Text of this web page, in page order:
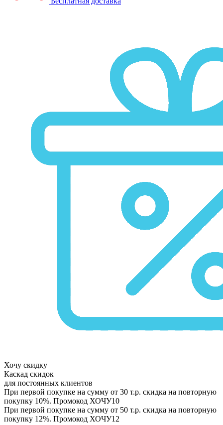
Хочу скидку
Каскад скидок
для постоянных клиентов
При первой покупке на сумму от 30 т.р. скидка на повторную
покупку 10%. Промокод ХОЧУ10
При первой покупке на сумму от 50 т.р. скидка на повторную
покупку 12%. Промокод ХОЧУ12